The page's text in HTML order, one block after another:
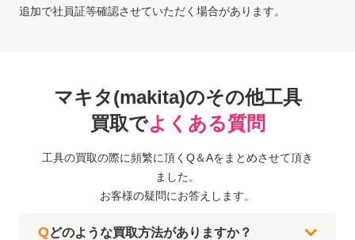
追加で社員証等確認させていただく場合があります。
マキタ(makita)のその他工具
買取でよくある質問
工具の買取の際に頻繁に頂くQ＆Aをまとめさせて頂き
ました。
お客様の疑問にお答えします。
どのような買取方法がありますか？